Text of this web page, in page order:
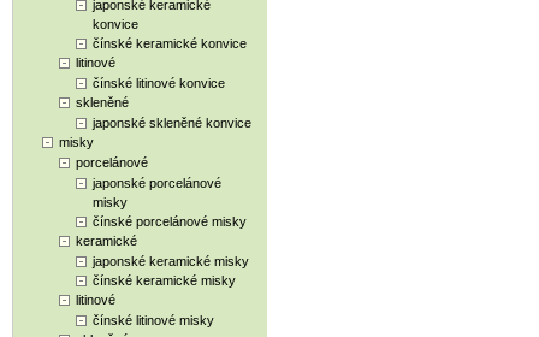
japonské keramické
konvice
čínské keramické konvice
litinové
čínské litinové konvice
skleněné
japonské skleněné konvice
misky
porcelánové
japonské porcelánové
misky
čínské porcelánové misky
keramické
japonské keramické misky
čínské keramické misky
litinové
čínské litinové misky